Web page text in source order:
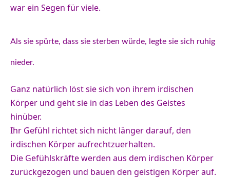
war ein Segen für viele.
Als sie spürte, dass sie sterben würde, legte sie sich ruhig
nieder.
Ganz natürlich löst sie sich von ihrem irdischen
Körper und geht sie in das Leben des Geistes
hinüber.
Ihr Gefühl richtet sich nicht länger darauf, den
irdischen Körper aufrechtzuerhalten.
Die Gefühlskräfte werden aus dem irdischen Körper
zurückgezogen und bauen den geistigen Körper auf.